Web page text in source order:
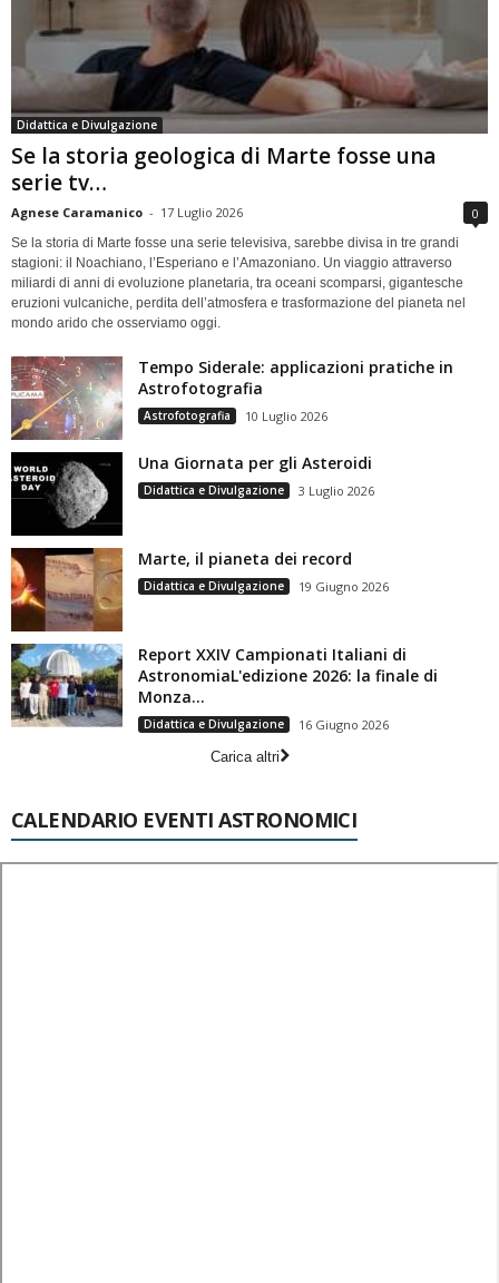
Didattica e Divulgazione
Se la storia geologica di Marte fosse una
serie tv…
Agnese Caramanico - 17 Luglio 2026 0
Se la storia di Marte fosse una serie televisiva, sarebbe divisa in tre grandi
stagioni: il Noachiano, l’Esperiano e l’Amazoniano. Un viaggio attraverso
miliardi di anni di evoluzione planetaria, tra oceani scomparsi, gigantesche
eruzioni vulcaniche, perdita dell’atmosfera e trasformazione del pianeta nel
mondo arido che osserviamo oggi.
Tempo Siderale: applicazioni pratiche in
Astrofotografia
Astrofotografia 10 Luglio 2026
Una Giornata per gli Asteroidi
Didattica e Divulgazione 3 Luglio 2026
Marte, il pianeta dei record
Didattica e Divulgazione 19 Giugno 2026
Report XXIV Campionati Italiani di
AstronomiaL'edizione 2026: la finale di
Monza...
Didattica e Divulgazione
16 Giugno 2026
Carica altri
CALENDARIO EVENTI ASTRONOMICI